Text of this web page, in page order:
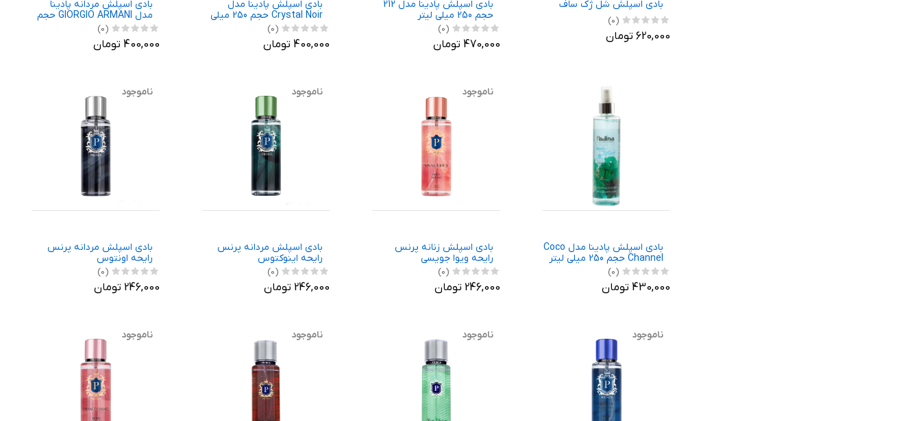
بادی اسپلش شل ژک ساف
(0)
620,000 تومان
بادی اسپلش پادینا مدل 212
حجم 250 میلی لیتر
(0)
470,000 تومان
بادی اسپلش پادینا مدل
Crystal Noir حجم 250 میلی
لیتر
(0)
400,000 تومان
بادی اسپلش مردانه پادینا
مدل GIORGIO ARMANI حجم
250 میلی لیتر
(0)
400,000 تومان
بادی اسپلش پادینا مدل Coco
Channel حجم 250 میلی لیتر
(0)
430,000 تومان
ناموجود
بادی اسپلش زنانه پرنس
رایحه ویوا جویسی
(0)
246,000 تومان
ناموجود
بادی اسپلش مردانه پرنس
رایحه اینوکتوس
(0)
246,000 تومان
ناموجود
بادی اسپلش مردانه پرنس
رایحه اونتوس
(0)
246,000 تومان
ناموجود ناموجود ناموجود ناموجود